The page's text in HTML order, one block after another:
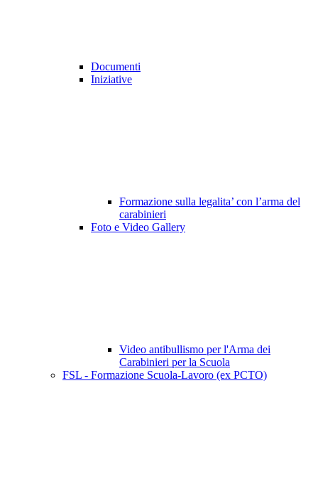
Documenti
Iniziative
Formazione sulla legalita’ con l’arma del
carabinieri
Foto e Video Gallery
Video antibullismo per l'Arma dei
Carabinieri per la Scuola
FSL - Formazione Scuola-Lavoro (ex PCTO)